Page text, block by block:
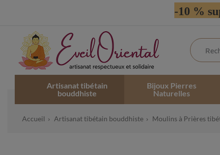
-10 %
Artisanat tibétain
bouddhiste
Bijoux Pierres
Naturelles
Accueil Artisanat tibétain bouddhiste Moulins à Prières